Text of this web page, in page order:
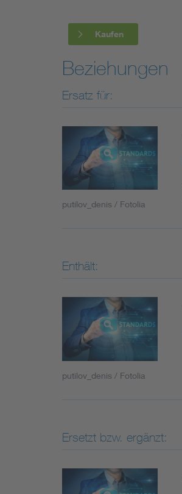
Mobility
Smart Cities
Kaufen
Beziehungen
Ersatz für:
putilov_denis / Fotolia
Enthält:
putilov_denis / Fotolia
Ersetzt bzw. ergänzt: